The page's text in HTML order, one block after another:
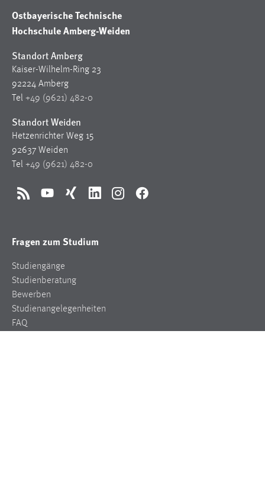
Ostbayerische Technische
Hochschule Amberg-Weiden
Standort Amberg
Kaiser-Wilhelm-Ring 23
92224 Amberg
Tel +49 (9621) 482-0
Standort Weiden
Hetzenrichter Weg 15
92637 Weiden
Tel +49 (9621) 482-0
RSS YouTubeXing LinkedInInstagramFacebook
Fragen zum Studium
Studiengänge
Studienberatung
Bewerben
Studienangelegenheiten
FAQ